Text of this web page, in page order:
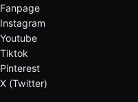
Fanpage
Instagram
Youtube
Tiktok
Pinterest
X (Twitter)